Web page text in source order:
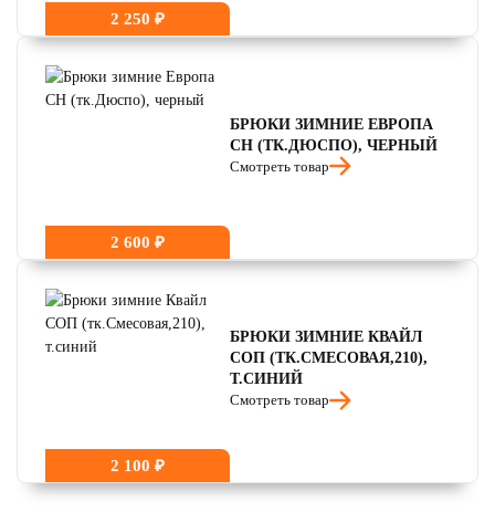
2 250 ₽
2 600 ₽
БРЮКИ ЗИМНИЕ ЕВРОПА
CH (ТК.ДЮСПО), ЧЕРНЫЙ
Смотреть товар
2 100 ₽
БРЮКИ ЗИМНИЕ КВАЙЛ
СОП (ТК.СМЕСОВАЯ,210),
Т.СИНИЙ
Смотреть товар